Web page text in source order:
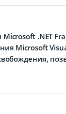
.NET
Microsoft